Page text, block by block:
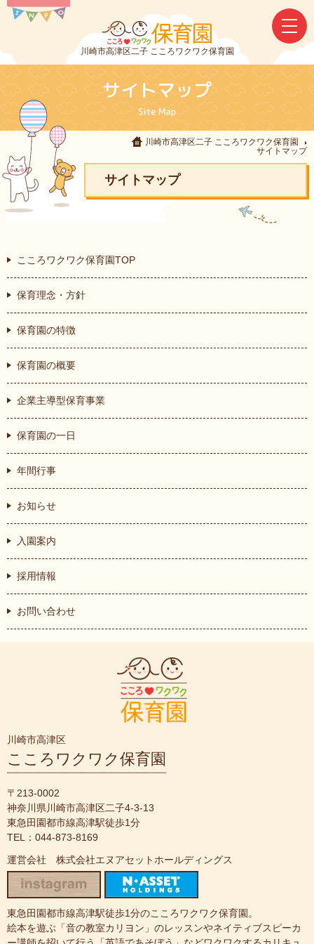
川崎市高津区二子 こころワクワク保育園
川崎市高津区二子 こころワクワク保育園
サイトマップ
サイトマップ
こころワクワク保育園TOP
保育理念・方針
保育園の特徴
保育園の概要
企業主導型保育事業
保育園の一日
年間行事
お知らせ
入園案内
採用情報
お問い合わせ
川崎市高津区
こころワクワク保育園
〒213-0002
神奈川県川崎市高津区二子4-3-13
東急田園都市線高津駅徒歩1分
TEL：044-873-8169
運営会社 株式会社エヌアセットホールディングス
東急田園都市線高津駅徒歩1分のこころワクワク保育園。
絵本を遊ぶ「音の教室カリヨン」のレッスンやネイティブスピーカ